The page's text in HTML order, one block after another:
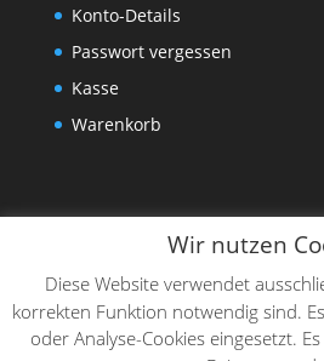
Konto-Details
Passwort vergessen
Kasse
Warenkorb
Wir nutzen
Diese Website verwendet
korrekten Funktion notwendig sind.
oder Analyse-Cookies eingesetzt.